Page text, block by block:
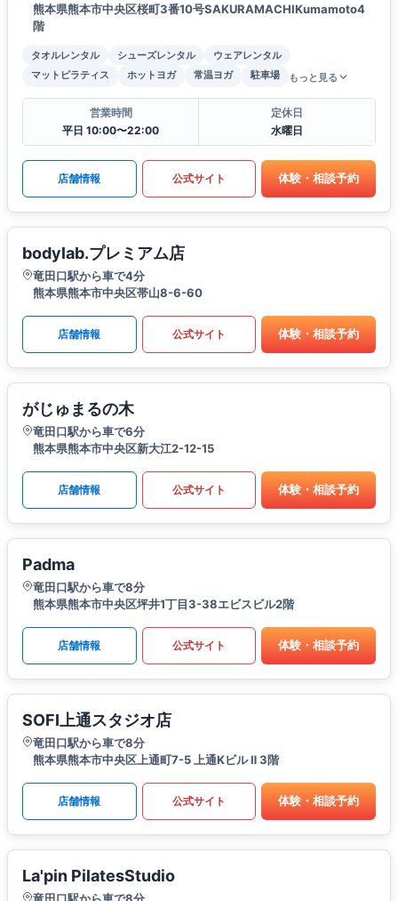
熊本県熊本市中央区桜町3番10号SAKURAMACHIKumamoto4
階
タオルレンタル シューズレンタル
ウェアレンタル
マットピラティス
ホットヨガ 常温ヨガ 駐車場 もっと見る
営業時間
平日 10:00〜22:00
定休日
水曜日
店舗情報 公式サイト 体験・相談予約
bodylab.プレミアム店
竜田口駅から車で4分
熊本県熊本市中央区帯山8-6-60
店舗情報 公式サイト 体験・相談予約
がじゅまるの木
竜田口駅から車で6分
熊本県熊本市中央区新大江2-12-15
店舗情報 公式サイト 体験・相談予約
Padma
竜田口駅から車で8分
熊本県熊本市中央区坪井1丁目3-38エビスビル2階
店舗情報 公式サイト 体験・相談予約
SOFI上通スタジオ店
竜田口駅から車で8分
熊本県熊本市中央区上通町7-5 上通Kビル Ⅱ 3階
店舗情報 公式サイト 体験・相談予約
La'pin PilatesStudio